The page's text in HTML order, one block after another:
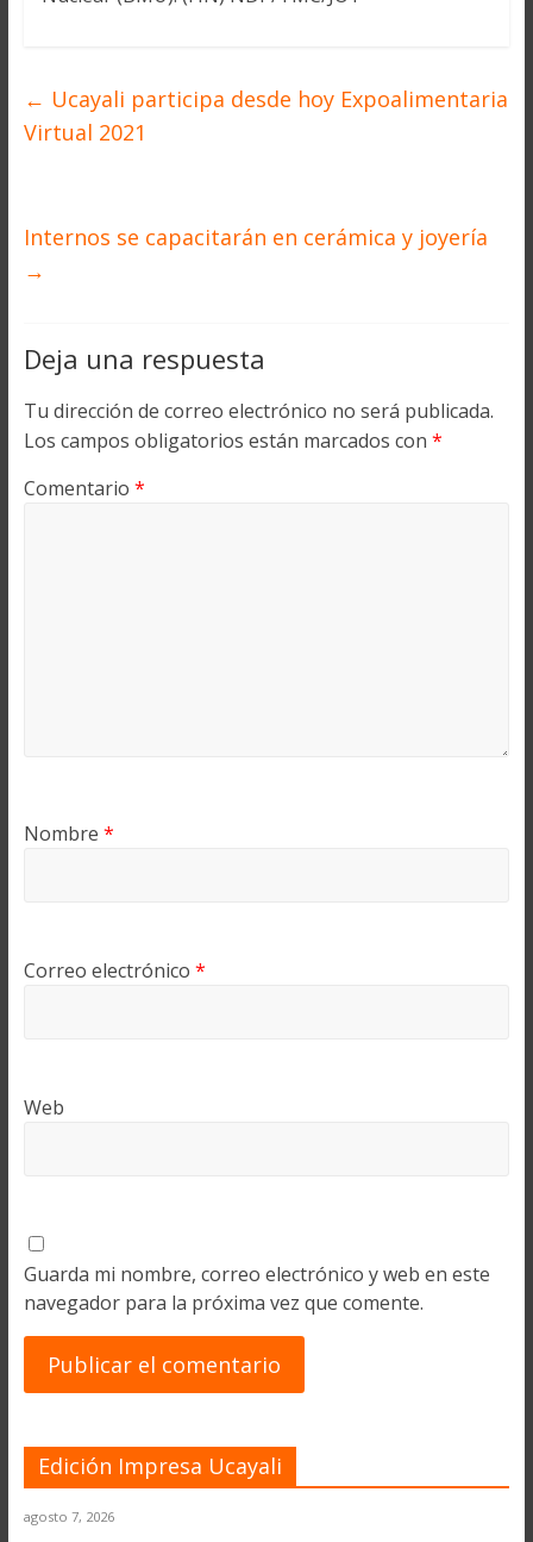
← Ucayali participa desde hoy Expoalimentaria
Virtual 2021
Internos se capacitarán en cerámica y joyería
→
Deja una respuesta
Tu dirección de correo electrónico no será publicada.
Los campos obligatorios están marcados con *
Comentario *
Nombre *
Correo electrónico *
Web
Guarda mi nombre, correo electrónico y web en este
navegador para la próxima vez que comente.
Edición Impresa Ucayali
agosto 7, 2026